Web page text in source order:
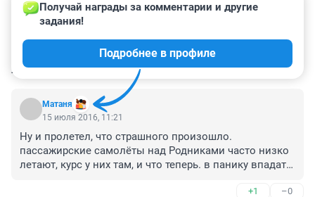
КОММЕНТАРИИ 103
Матаня
Получай награды за комментарии и другие
задания!
Подробнее в профиле
15 июля 2016, 11:21
Ну и пролетел, что страшного произошло.
пассажирские самолёты над Родниками часто низко
летают, курс у них там, и что теперь. в панику впадать
+1 –0